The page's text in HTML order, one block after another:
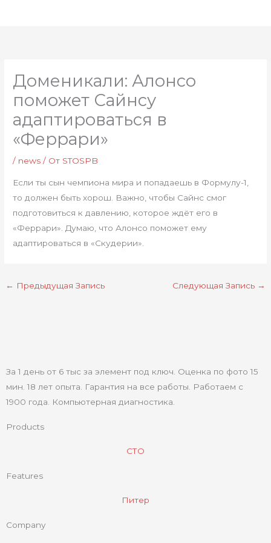
Доменикали: Алонсо
поможет Сайнсу
адаптироваться в
«Феррари»
/ news / От STOSPB
Если ты сын чемпиона мира и попадаешь в Формулу-1,
то должен быть хорош. Важно, чтобы Сайнс смог
подготовиться к давлению, которое ждёт его в
«Феррари». Думаю, что Алонсо поможет ему
адаптироваться в «Скудерии».
← Предыдущая Запись Следующая Запись →
За 1 день от 6 тыс за элемент под ключ. Оценка по фото 15
мин. 18 лет опыта. Гарантия на все работы. Работаем с
1900 года. Компьютерная диагностика.
Products
СТО
Features
Питер
Company